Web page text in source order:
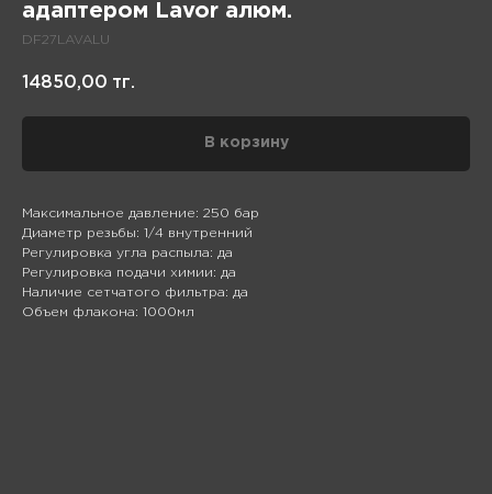
адаптером Lavor алюм.
DF27LAVALU
14850,00 тг.
В корзину
Максимальное давление: 250 бар
Диаметр резьбы: 1/4 внутренний
Регулировка угла распыла: да
Регулировка подачи химии: да
Наличие сетчатого фильтра: да
Объем флакона: 1000мл